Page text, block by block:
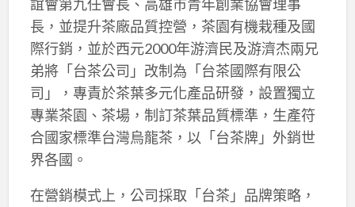
誼會第九任會長、高雄市青年創業協會理事
長，並提升茶廠品質控營，茶園有機栽種及國
際行銷，並於西元2000年游濟民及游濟杰兩兄
弟將「台茶公司」改制為「台茶國際有限公
司」，專責於茶葉多元化產品研發，設置獨立
專業茶園、茶場，制訂茶葉品質標準，生產符
合國家標準台灣烏龍茶，以「台茶牌」外銷世
界各國。
在營銷模式上，公司採取「台茶」品牌策略，